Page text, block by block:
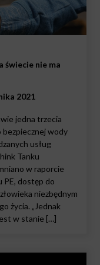
świecie nie ma
2021
jedna trzecia
bezpiecznej wody
usług
Tanku
w raporcie
PE, dostęp do
niezbędnym
życia. „Jednak
w stanie […]